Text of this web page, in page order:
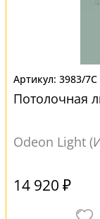
3983/7C
Потолочная
Odeon Light
14 920 ₽